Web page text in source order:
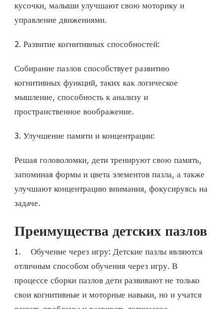
кусочки, малыши улучшают свою моторику и
управление движениями.
2. Развитие когнитивных способностей:
Собирание пазлов способствует развитию
когнитивных функций, таких как логическое
мышление, способность к анализу и
пространственное воображение.
3. Улучшение памяти и концентрации:
Решая головоломки, дети тренируют свою память,
запоминая формы и цвета элементов пазла, а также
улучшают концентрацию внимания, фокусируясь на
задаче.
Преимущества детских пазлов
1. Обучение через игру: Детские пазлы являются
отличным способом обучения через игру. В
процессе сборки пазлов дети развивают не только
свои когнитивные и моторные навыки, но и учатся